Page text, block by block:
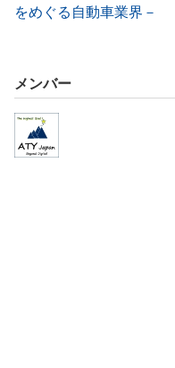
をめぐる自動車業界－
メンバー